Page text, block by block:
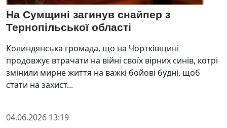
На Сумщині загинув снайпер з
Тернопільської області
Колиндянська громада, що на Чортківщині
продовжує втрачати на війні своїх вірних синів, котрі
змінили мирне життя на важкі бойові будні, щоб
стати на захист...
04.06.2026 13:19